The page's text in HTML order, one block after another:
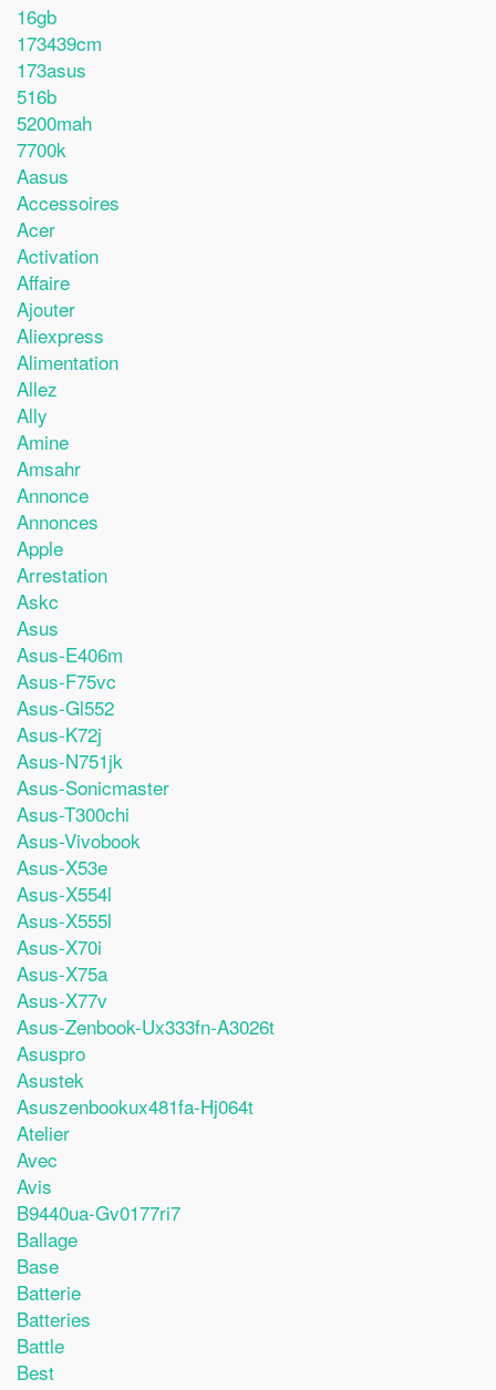
16gb
173439cm
173asus
516b
5200mah
7700k
Aasus
Accessoires
Acer
Activation
Affaire
Ajouter
Aliexpress
Alimentation
Allez
Ally
Amine
Amsahr
Annonce
Annonces
Apple
Arrestation
Askc
Asus
Asus-E406m
Asus-F75vc
Asus-Gl552
Asus-K72j
Asus-N751jk
Asus-Sonicmaster
Asus-T300chi
Asus-Vivobook
Asus-X53e
Asus-X554l
Asus-X555l
Asus-X70i
Asus-X75a
Asus-X77v
Asus-Zenbook-Ux333fn-A3026t
Asuspro
Asustek
Asuszenbookux481fa-Hj064t
Atelier
Avec
Avis
B9440ua-Gv0177ri7
Ballage
Base
Batterie
Batteries
Battle
Best